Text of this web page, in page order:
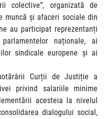
colective”, organizată de
muncă și afaceri sociale din
au participat reprezentanți
naționale, ai
sindicale europene și ai
Curții de Justiție a
privind salariile minime
acesteia la nivelul
dialogului social,